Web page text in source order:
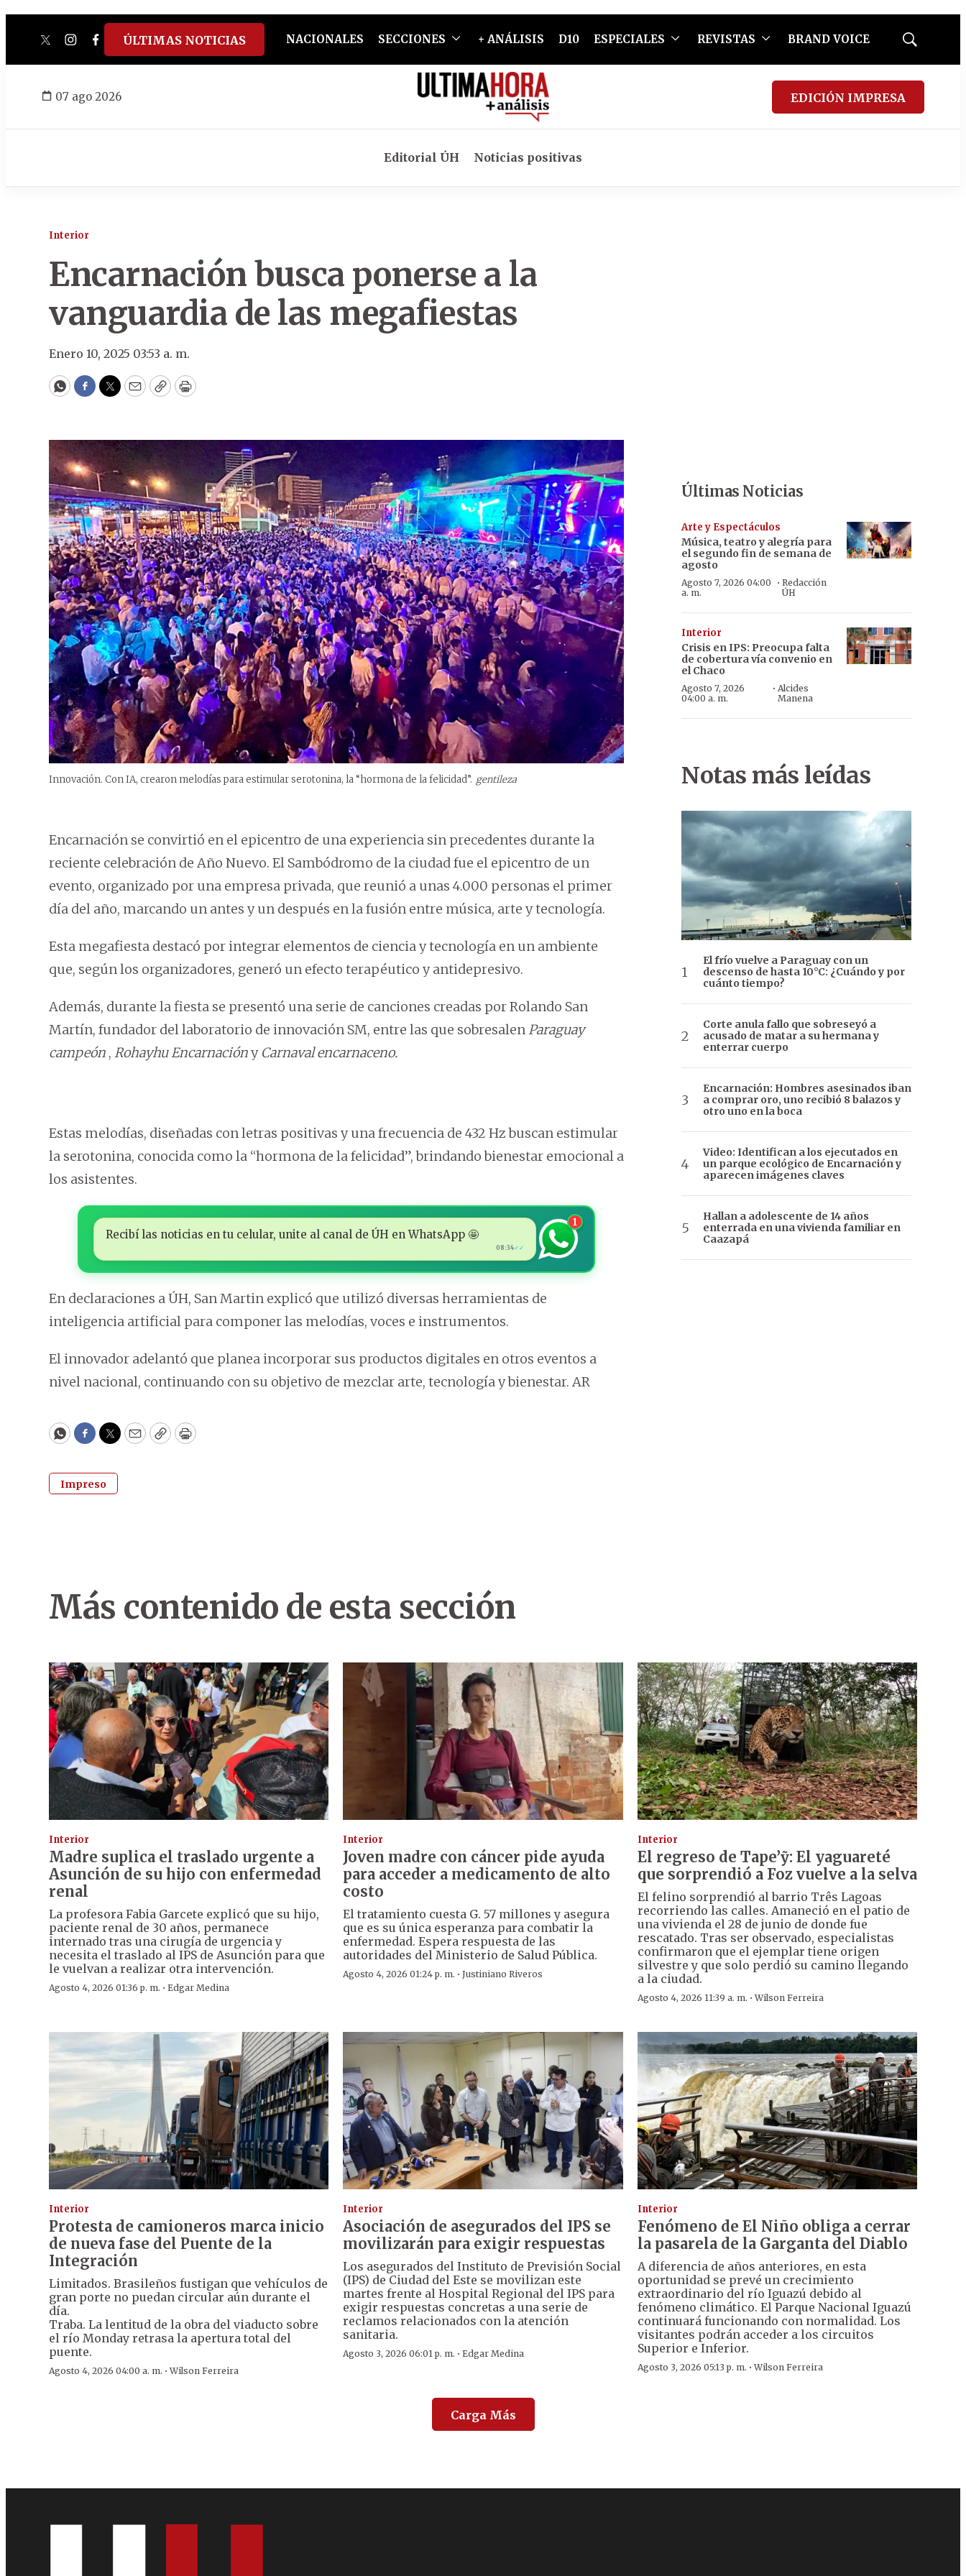
twitterinstagram
facebook
tiktokyoutube
spotify
ÚLTIMAS NOTICIAS NACIONALES SECCIONES + ANÁLISIS D10 ESPECIALES REVISTAS BRAND VOICE
Mostrar
07 ago 2026 EDICIÓN IMPRESA
Editorial ÚH Noticias positivas
Interior
Encarnación busca ponerse a la
vanguardia de las megafiestas
Enero 10, 2025 03:53 a. m.
WhatsApp
Facebook
Twitter
EmailCopyPrint
Innovación. Con IA, crearon melodías para estimular serotonina, la “hormona de la felicidad”. gentileza
Encarnación se convirtió en el epicentro de una experiencia sin precedentes durante la
reciente celebración de Año Nuevo. El Sambódromo de la ciudad fue el epicentro de un
evento, organizado por una empresa privada, que reunió a unas 4.000 personas el primer
día del año, marcando un antes y un después en la fusión entre música, arte y tecnología.
Esta megafiesta destacó por integrar elementos de ciencia y tecnología en un ambiente
que, según los organizadores, generó un efecto terapéutico y antidepresivo.
Además, durante la fiesta se presentó una serie de canciones creadas por Rolando San
Martín, fundador del laboratorio de innovación SM, entre las que sobresalenParaguay
campeón , Rohayhu Encarnacióny Carnaval encarnaceno.
Estas melodías, diseñadas con letras positivas y una frecuencia de 432 Hz buscan estimular
la serotonina, conocida como la “hormona de la felicidad”, brindando bienestar emocional a
los asistentes.
Recibí las noticias en tu celular, unite al canal de ÚH en WhatsApp 🤩
08:34✓✓
1
En declaraciones a ÚH, San Martin explicó que utilizó diversas herramientas de
inteligencia artificial para componer las melodías, voces e instrumentos.
El innovador adelantó que planea incorporar sus productos digitales en otros eventos a
nivel nacional, continuando con su objetivo de mezclar arte, tecnología y bienestar. AR
WhatsApp
Facebook
Twitter
EmailCopyPrint
Impreso
Últimas Noticias
Arte y Espectáculos
Música, teatro y alegría para
el segundo fin de semana de
agosto
Agosto 7, 2026 04:00
a. m.
· Redacción
ÚH
Interior
Crisis en IPS: Preocupa falta
de cobertura vía convenio en
el Chaco
Agosto 7, 2026
04:00 a. m.
·Alcides
Manena
Notas más leídas
El frío vuelve a Paraguay con un
descenso de hasta 10°C: ¿Cuándo y por
cuánto tiempo?
Corte anula fallo que sobreseyó a
acusado de matar a su hermana y
enterrar cuerpo
Encarnación: Hombres asesinados iban
a comprar oro, uno recibió 8 balazos y
otro uno en la boca
Video: Identifican a los ejecutados en
un parque ecológico de Encarnación y
aparecen imágenes claves
Hallan a adolescente de 14 años
enterrada en una vivienda familiar en
Caazapá
Más contenido de esta sección
Interior
Madre suplica el traslado urgente a
Asunción de su hijo con enfermedad
renal
La profesora Fabia Garcete explicó que su hijo,
paciente renal de 30 años, permanece
internado tras una cirugía de urgencia y
necesita el traslado al IPS de Asunción para que
le vuelvan a realizar otra intervención.
Agosto 4, 2026 01:36 p. m. · Edgar Medina
Interior
Joven madre con cáncer pide ayuda
para acceder a medicamento de alto
costo
El tratamiento cuesta G. 57 millones y asegura
que es su única esperanza para combatir la
enfermedad. Espera respuesta de las
autoridades del Ministerio de Salud Pública.
Agosto 4, 2026 01:24 p. m. ·Justiniano Riveros
Interior
El regreso de Tape’ỹ: El yaguareté
que sorprendió a Foz vuelve a la selva
El felino sorprendió al barrio Três Lagoas
recorriendo las calles. Amaneció en el patio de
una vivienda el 28 de junio de donde fue
rescatado. Tras ser observado, especialistas
confirmaron que el ejemplar tiene origen
silvestre y que solo perdió su camino llegando
a la ciudad.
Agosto 4, 2026 11:39 a. m. ·Wilson Ferreira
Interior
Protesta de camioneros marca inicio
de nueva fase del Puente de la
Integración
Limitados. Brasileños fustigan que vehículos de
gran porte no puedan circular aún durante el
día.
Traba. La lentitud de la obra del viaducto sobre
el río Monday retrasa la apertura total del
puente.
Agosto 4, 2026 04:00 a. m. ·Wilson Ferreira
Interior
Asociación de asegurados del IPS se
movilizarán para exigir respuestas
Los asegurados del Instituto de Previsión Social
(IPS) de Ciudad del Este se movilizan este
martes frente al Hospital Regional del IPS para
exigir respuestas concretas a una serie de
reclamos relacionados con la atención
sanitaria.
Agosto 3, 2026 06:01 p. m. ·Edgar Medina
Interior
Fenómeno de El Niño obliga a cerrar
la pasarela de la Garganta del Diablo
A diferencia de años anteriores, en esta
oportunidad se prevé un crecimiento
extraordinario del río Iguazú debido al
fenómeno climático. El Parque Nacional Iguazú
continuará funcionando con normalidad. Los
visitantes podrán acceder a los circuitos
Superior e Inferior.
Agosto 3, 2026 05:13 p. m. ·Wilson Ferreira
Carga Más